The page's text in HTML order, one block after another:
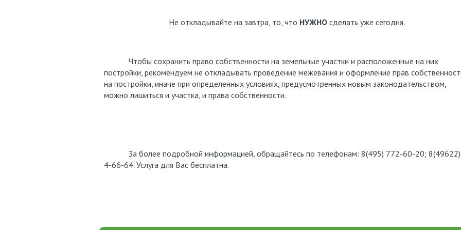
Не откладывайте на завтра, то, что НУЖНОсделать уже сегодня.
Чтобы сохранить право собственности на земельные участки и расположенные на них
постройки, рекомендуем не откладывать проведение межевания и оформление прав
на постройки, иначе при определенных условиях, предусмотренных новым законодательством,
можно лишиться и участка, и права собственности.
За более подробной информацией, обращайтесь по телефонам: 8(495) 772-60-20; 8(49622)
4-66-64. Услуга для Вас бесплатна.